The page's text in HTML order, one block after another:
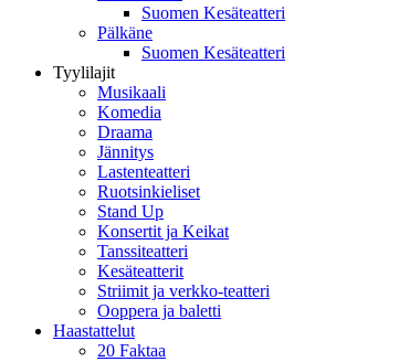
Suomen Kesäteatteri
Pälkäne
Suomen Kesäteatteri
Tyylilajit
Musikaali
Komedia
Draama
Jännitys
Lastenteatteri
Ruotsinkieliset
Stand Up
Konsertit ja Keikat
Tanssiteatteri
Kesäteatterit
Striimit ja verkko-teatteri
Ooppera ja baletti
Haastattelut
20 Faktaa